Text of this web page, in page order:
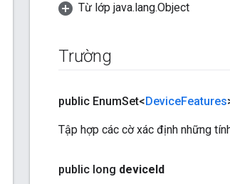
Từ lớp java.lang.Object
Trường
public EnumSet<DeviceFeatures
Tập hợp các cờ xác định những
public long deviceId